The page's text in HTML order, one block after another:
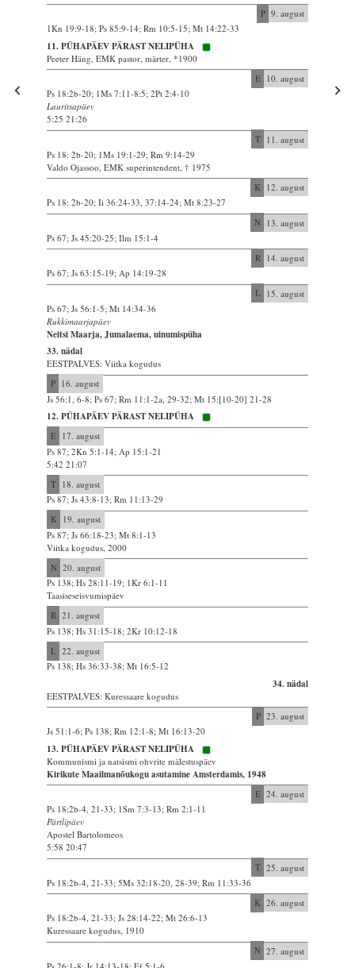
P 9. august
1Kn 19:9-18; Ps 85:9-14; Rm 10:5-15; Mt 14:22-33
11. PÜHAPÄEV PÄRAST NELIPÜHA
Peeter Häng, EMK pastor, märter, *1900
E
10. august
Ps 18:2b-20; 1Ms 7:11-8:5; 2Pt 2:4-10
Lauritsapäev
5:25 21:26
T
11. august
Ps 18: 2b-20; 1Ms 19:1-29; Rm 9:14-29
Valdo Ojassoo, EMK superintendent, † 1975
K
12. august
Ps 18: 2b-20; Ii 36:24-33, 37:14-24; Mt 8:23-27
N
13. august
Ps 67; Js 45:20-25; Ilm 15:1-4
R
14. august
Ps 67; Js 63:15-19; Ap 14:19-28
L
15. august
Ps 67; Js 56:1-5; Mt 14:34-36
Rukkimaarjapäev
Neitsi Maarja, Jumalaema, uinumispüha
33. nädal
EESTPALVES: Viitka kogudus
P
16. august
Js 56:1, 6-8; Ps 67; Rm 11:1-2a, 29-32; Mt 15:[10-20] 21-28
12. PÜHAPÄEV PÄRAST NELIPÜHA
E
17. august
Ps 87; 2Kn 5:1-14; Ap 15:1-21
5:42 21:07
T
18. august
Ps 87; Js 43:8-13; Rm 11:13-29
K
19. august
Ps 87; Js 66:18-23; Mt 8:1-13
Viitka kogudus, 2000
N 20. august
Ps 138; Hs 28:11-19; 1Kr 6:1-11
Taasiseseisvumispäev
R 21. august
Ps 138; Hs 31:15-18; 2Kr 10:12-18
L 22. august
Ps 138; Hs 36:33-38; Mt 16:5-12
34. nädal
EESTPALVES: Kuressaare kogudus
P 23. august
Js 51:1-6; Ps 138; Rm 12:1-8; Mt 16:13-20
13. PÜHAPÄEV PÄRAST NELIPÜHA
Kommunismi ja natsismi ohvrite mälestuspäev
Kirikute Maailmanõukogu asutamine Amsterdamis, 1948
E 24. august
Ps 18:2b-4, 21-33; 1Sm 7:3-13; Rm 2:1-11
Pärtlipäev
Apostel Bartolomeos
5:58 20:47
T 25. august
Ps 18:2b-4, 21-33; 5Ms 32:18-20, 28-39; Rm 11:33-36
K 26. august
Ps 18:2b-4, 21-33; Js 28:14-22; Mt 26:6-13
Kuressaare kogudus, 1910
N 27. august